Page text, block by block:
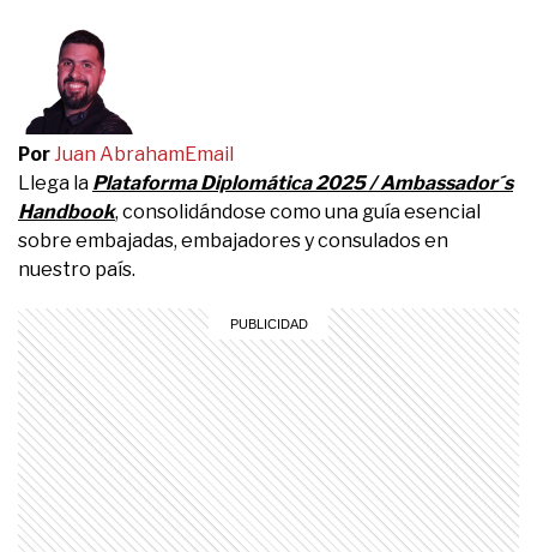
Por Juan AbrahamEmail
Llega la Plataforma Diplomática 2025 / Ambassador´s
Handbook, consolidándose como una guía esencial
sobre embajadas, embajadores y consulados en
nuestro país.